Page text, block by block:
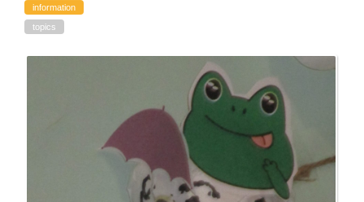
information
topics